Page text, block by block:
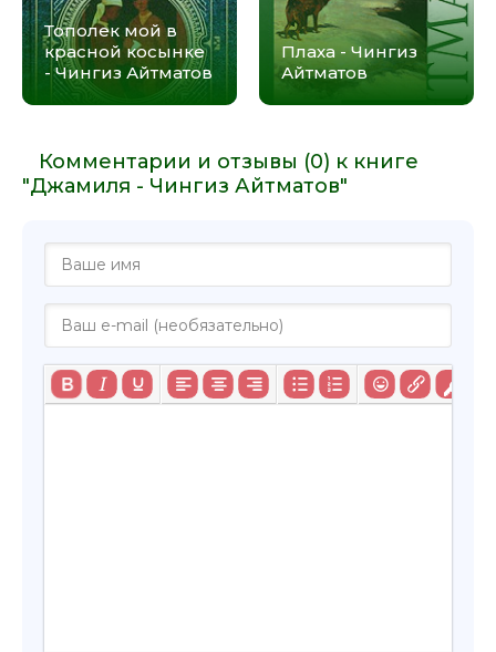
Тополек мой в
красной косынке
- Чингиз Айтматов
Плаха - Чингиз
Айтматов
Комментарии и отзывы (0) к книге
"Джамиля - Чингиз Айтматов"